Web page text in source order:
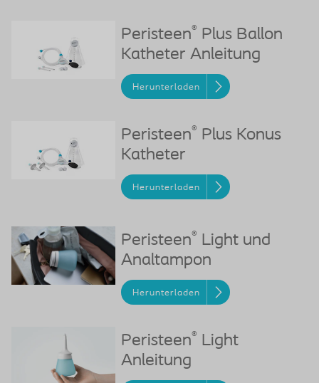
Peristeen® Plus Ballon
Katheter Anleitung
Herunterladen
Peristeen® Plus Konus
Katheter
Herunterladen
Peristeen® Light und
Analtampon
Herunterladen
Peristeen® Light
Anleitung